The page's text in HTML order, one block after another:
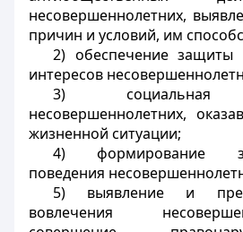
несовершеннолетних,
причин и условий, им
2) обеспечение
интересов
3) социальная
несовершеннолетних,
жизненной ситуации;
4) формирование
поведения
5) выявление и
вовлечения